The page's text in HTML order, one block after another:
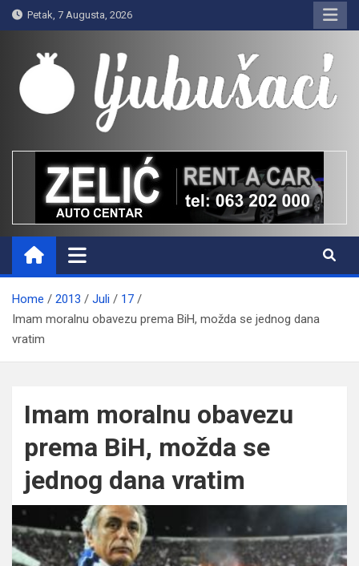
Skip
to
content
Petak, 7 Augusta, 2026
Ljubušaci
Svom voljenom gradu
Home 2013 Juli
17
Imam moralnu obavezu prema BiH, možda se jednog dana
vratim
Imam moralnu obavezu
prema BiH, možda se
jednog dana vratim